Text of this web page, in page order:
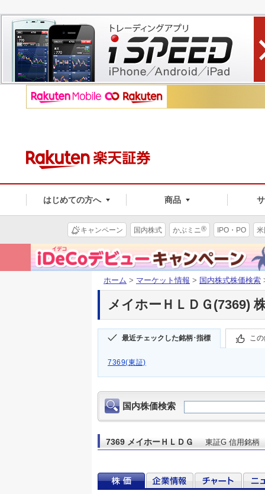
はじめての方へ 商品
キャンペーン 国内株式 かぶミニ® IPO・PO
ホーム > マーケット情報 > 国内株式株価検索
メイホーＨＬＤＧ(7369)
最近チェックした銘柄･指標 こ
7369(東証)